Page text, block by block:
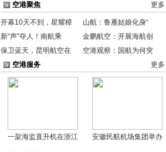
空港聚焦 更多
开幕10天不到，星耀樟
山航：鲁雁姑娘化身“
新“声”夺人！南航乘
金鹏航空：开展海航创
保卫蓝天，昆明航空在
空港观察：国航为何突
空港服务
更多
一架海监直升机在浙江 安徽民航机场集团举办